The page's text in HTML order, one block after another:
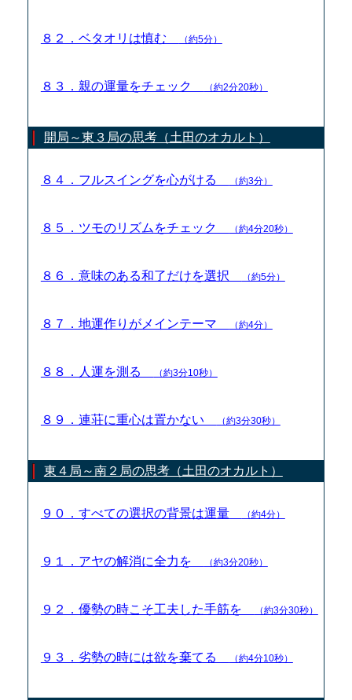
８２．ベタオリは慎む （約5分）
８３．親の運量をチェック （約2分20秒）
開局～東３局の思考（土田のオカルト）
８４．フルスイングを心がける （約3分）
８５．ツモのリズムをチェック （約4分20秒）
８６．意味のある和了だけを選択 （約5分）
８７．地運作りがメインテーマ （約4分）
８８．人運を測る （約3分10秒）
８９．連荘に重心は置かない （約3分30秒）
東４局～南２局の思考（土田のオカルト）
９０．すべての選択の背景は運量 （約4分）
９１．アヤの解消に全力を （約3分20秒）
９２．優勢の時こそ工夫した手筋を （約3分30秒）
９３．劣勢の時には欲を棄てる （約4分10秒）